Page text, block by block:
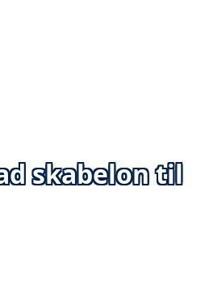
skabelon til